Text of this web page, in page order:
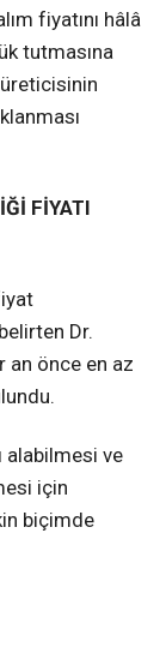
fiyatını hâlâ
tutmasına
üreticisinin
FİYATI
Dr.
an önce en az
alabilmesi ve
için
biçimde